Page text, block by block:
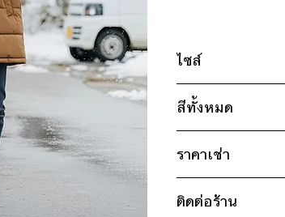
ไซส์
ไซส์ : L
อก 48" / เอว
แขน 22" / ยาว 31"
* สินค้าจริงอาจมีขน
สีทั้งหมด
น้ำตาล
ขาว
ราคาเช่า
ดูวิธีนับวันด้านล่าง
ติดต่อร้าน